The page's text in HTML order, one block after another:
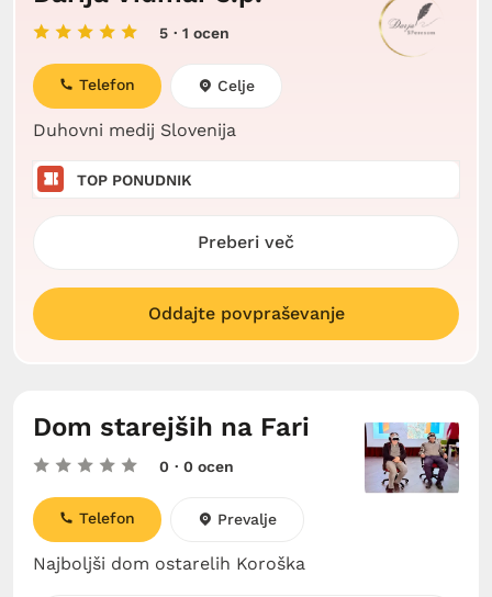
5 · 1 ocen
Duhovni medij Slovenija
Telefon Celje
TOP PONUDNIK
Preberi več
Oddajte povpraševanje
Dom starejših na Fari
0 · 0 ocen
Najboljši dom ostarelih Koroška
Telefon Prevalje